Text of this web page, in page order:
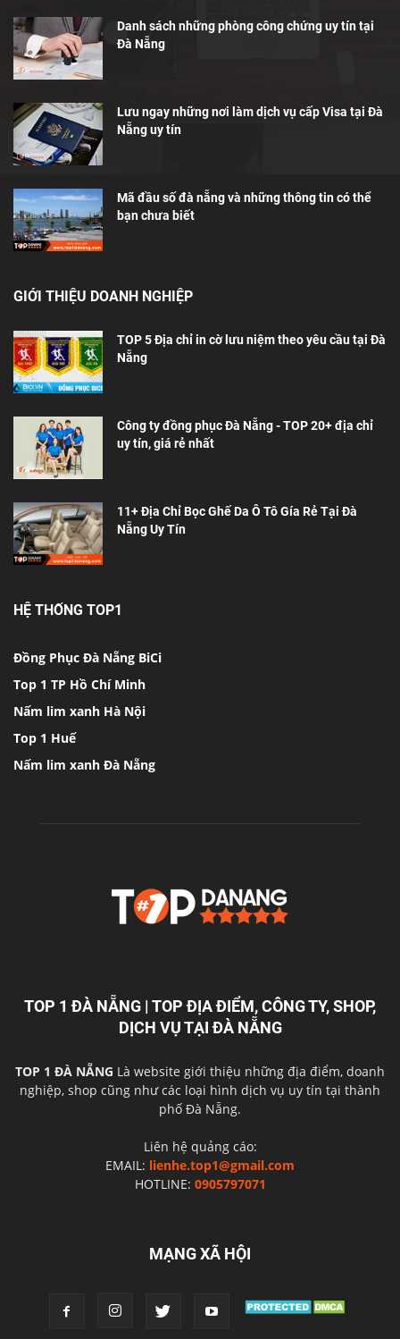
Danh sách những phòng công chứng uy tín tại
Đà Nẵng
Lưu ngay những nơi làm dịch vụ cấp Visa tại Đà
Nẵng uy tín
Mã đầu số đà nẵng và những thông tin có thể
bạn chưa biết
GIỚI THIỆU DOANH NGHIỆP
TOP 5 Địa chỉ in cờ lưu niệm theo yêu cầu tại Đà
Nẵng
Công ty đồng phục Đà Nẵng - TOP 20+ địa chỉ
uy tín, giá rẻ nhất
11+ Địa Chỉ Bọc Ghế Da Ô Tô Gía Rẻ Tại Đà
Nẵng Uy Tín
HỆ THỐNG TOP1
Đồng Phục Đà Nẵng BiCi
Top 1 TP Hồ Chí Minh
Nấm lim xanh Hà Nội
Top 1 Huế
Nấm lim xanh Đà Nẵng
TOP 1 ĐÀ NẴNG | TOP ĐỊA ĐIỂM, CÔNG TY, SHOP,
DỊCH VỤ TẠI ĐÀ NẴNG
TOP 1 ĐÀ NẴNG Là website giới thiệu những địa điểm, doanh
nghiệp, shop cũng như các loại hình dịch vụ uy tín tại thành
phố Đà Nẵng.
Liên hệ quảng cáo:
EMAIL: lienhe.top1@gmail.com
HOTLINE: 0905797071
MẠNG XÃ HỘI